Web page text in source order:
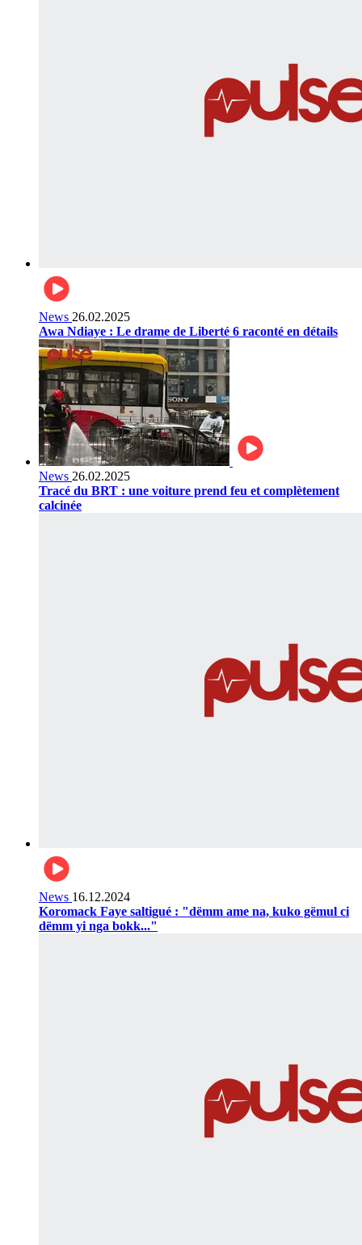
News 26.02.2025
Awa Ndiaye : Le drame de Liberté 6 raconté en détails
News 26.02.2025
Tracé du BRT : une voiture prend feu et complètement
calcinée
News 16.12.2024
Koromack Faye saltigué : "dëmm ame na, kuko gëmul ci
dëmm yi nga bokk..."